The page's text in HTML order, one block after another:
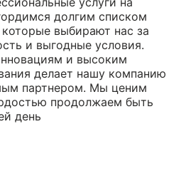
долгим списком
выбирают нас за
и выгодные условия.
и высоким
делает нашу компанию
партнером. Мы ценим
продолжаем быть
день